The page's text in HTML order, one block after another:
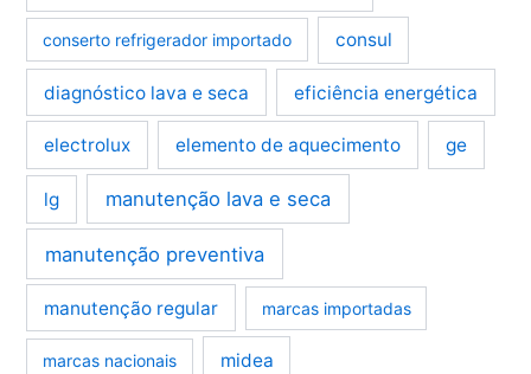
conserto refrigerador importado consul
diagnóstico lava e seca eficiência energética
electrolux elemento de aquecimento ge
lg manutenção lava e seca
manutenção preventiva
manutenção regular marcas importadas
marcas nacionais midea